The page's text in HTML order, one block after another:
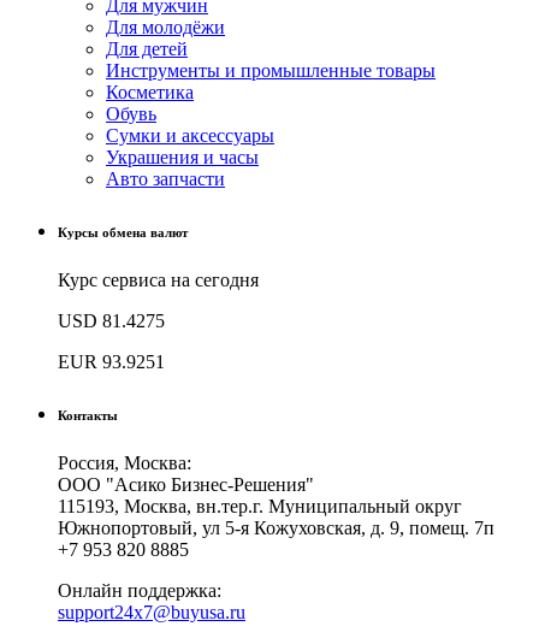
Для мужчин
Для молодёжи
Для детей
Инструменты и промышленные товары
Косметика
Обувь
Сумки и аксессуары
Украшения и часы
Авто запчасти
Курсы обмена валют
Курс сервиса на сегодня
USD 81.4275
EUR 93.9251
Контакты
Россия, Москва:
ООО "Асико Бизнес-Решения"
115193, Москва, вн.тер.г. Муниципальный округ
Южнопортовый, ул 5-я Кожуховская, д. 9, помещ. 7п
+7 953 820 8885
Онлайн поддержка:
support24x7@buyusa.ru